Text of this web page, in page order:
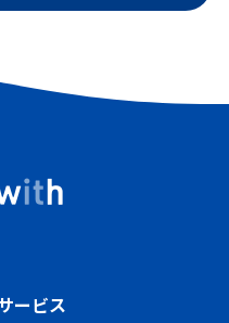
ービス